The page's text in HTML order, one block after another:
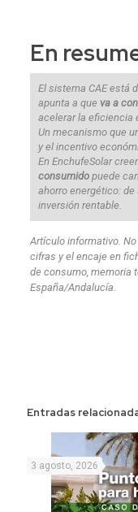
En
El sistema CAE está
apunta a que va a
acelerar la eficiencia
Un mecanismo que
y el incentivo
En EnchufeSolar
consumidopuede
ahorro energético:
inversión rentable.
Artículo informativo.
cifras y el encaje en
de consumo, memoria
España/Andalucía.
Entradas
3 agosto, 2026